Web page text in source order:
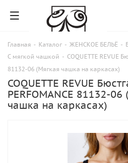
Главная - Каталог - ЖЕНСКОЕ БЕЛЬЁ -
С мягкой чашкой - COQUETTE REVUE
81132-06 (Мягкая чашка на каркасах)
COQUETTE REVUE
PERFOMANCE 81132-06
чашка на каркасах)